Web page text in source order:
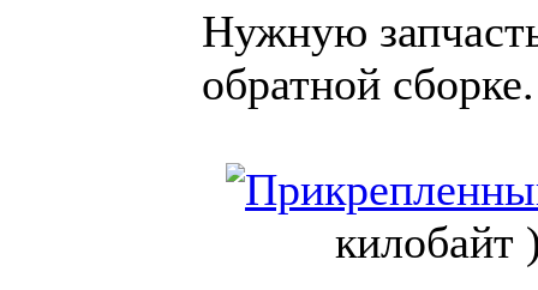
Нужную
обратной сборке.
килобайт